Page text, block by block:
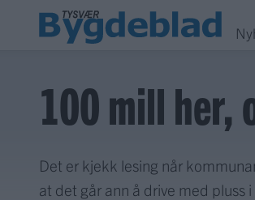
100 mill her,
Det er kjekk lesing når
at det går ann å drive med pluss